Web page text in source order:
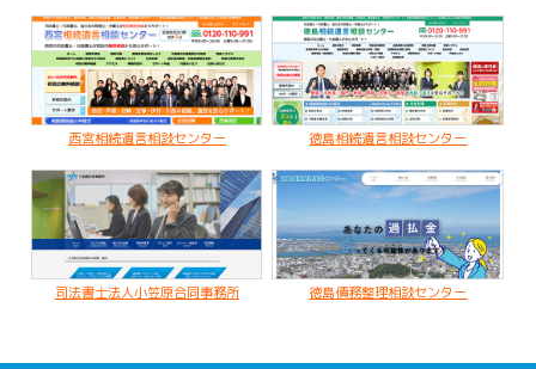
子のいない夫婦が配偶者のみに財産を残すケース
2020.02.19
亡くなった父名義の不動産が不明なケース
西宮相続遺言相談センター 徳島相続遺言相談センター
司法書士法人小笠原合同事務所 徳島債務整理相談センター